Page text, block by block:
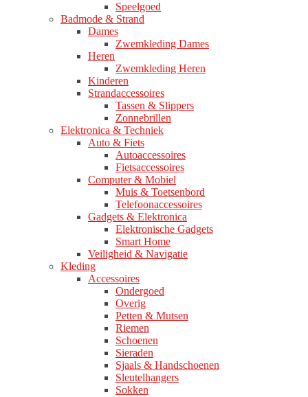
Speelgoed
Badmode & Strand
Dames
Zwemkleding Dames
Heren
Zwemkleding Heren
Kinderen
Strandaccessoires
Tassen & Slippers
Zonnebrillen
Elektronica & Techniek
Auto & Fiets
Autoaccessoires
Fietsaccessoires
Computer & Mobiel
Muis & Toetsenbord
Telefoonaccessoires
Gadgets & Elektronica
Elektronische Gadgets
Smart Home
Veiligheid & Navigatie
Kleding
Accessoires
Ondergoed
Overig
Petten & Mutsen
Riemen
Schoenen
Sieraden
Sjaals & Handschoenen
Sleutelhangers
Sokken